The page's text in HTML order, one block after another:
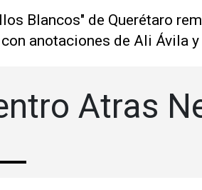
Blancos" de Querétaro
anotaciones de Ali Ávila y